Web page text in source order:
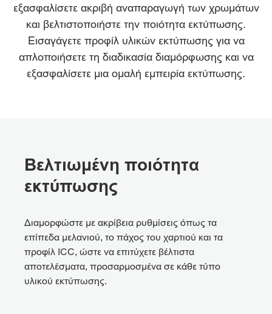
εξασφαλίσετε ακριβή αναπαραγωγή των χρωμάτων
και βελτιστοποιήστε την ποιότητα εκτύπωσης.
Εισαγάγετε προφίλ υλικών εκτύπωσης για να
απλοποιήσετε τη διαδικασία διαμόρφωσης και να
εξασφαλίσετε μια ομαλή εμπειρία εκτύπωσης.
Βελτιωμένη ποιότητα
εκτύπωσης
Διαμορφώστε με ακρίβεια ρυθμίσεις όπως τα
επίπεδα μελανιού, το πάχος του χαρτιού και τα
προφίλ ICC, ώστε να επιτύχετε βέλτιστα
αποτελέσματα, προσαρμοσμένα σε κάθε τύπο
υλικού εκτύπωσης.